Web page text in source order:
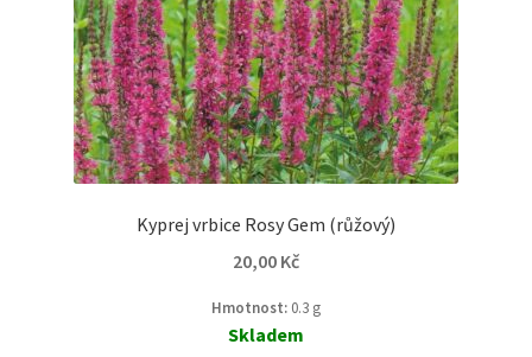
Kyprej vrbice Rosy Gem (růžový)
20,00 Kč
Hmotnost: 0.3 g
Skladem